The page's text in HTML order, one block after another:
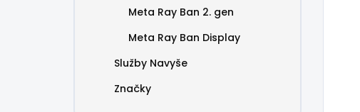
Meta Ray Ban 2. gen
Meta Ray Ban Display
Služby Navyše
Značky